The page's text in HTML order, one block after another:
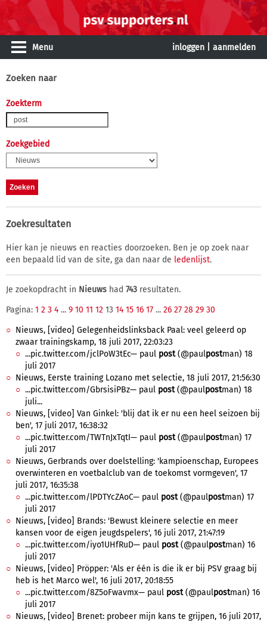
Menu inloggen aanmelden
Zoeken naar
Zoekterm
Zoekgebied
Zoekresultaten
Hier kan je nieuws en reacties doorzoeken. Ben je op zoek naar
een bepaald lid van de site, ga dan naar de ledenlijst.
Je zoekopdracht in Nieuws had 743 resultaten.
Pagina: 1 2 3 4 ... 9 10 11 12 13 14 15 16 17 ... 26 27 28 29 30
Nieuws, [video] Gelegenheidslinksback Paal: veel geleerd op
zwaar trainingskamp, 18 juli 2017, 22:03:23
...pic.twitter.com/jclPoW3tEc— paul post(@paulpostman) 18
juli 2017
Nieuws, Eerste training Lozano met selectie, 18 juli 2017, 21:56:30
...pic.twitter.com/GbrsisiPBz— paul post(@paulpostman) 18
juli...
Nieuws, [video] Van Ginkel: 'blij dat ik er nu een heel seizoen bij
ben', 17 juli 2017, 16:38:32
...pic.twitter.com/TWTnJxTqtI— paul post(@paulpostman) 17
juli 2017
Nieuws, Gerbrands over doelstelling: 'kampioenschap, Europees
overwinteren en voetbalclub van de toekomst vormgeven', 17
juli 2017, 16:35:38
...pic.twitter.com/lPDTYcZAoC— paul post(@paulpostman) 17
juli 2017
Nieuws, [video] Brands: 'Bewust kleinere selectie en meer
kansen voor de eigen jeugdspelers', 16 juli 2017, 21:47:19
...pic.twitter.com/iyo1UHfRuD— paul post(@paulpostman) 16
juli 2017
Nieuws, [video] Pröpper: 'Als er één is die ik er bij PSV graag bij
heb is het Marco wel', 16 juli 2017, 20:18:55
...pic.twitter.com/8Z5oFwavmx— paul post(@paulpostman) 16
juli 2017
Nieuws, [video] Brenet: probeer mijn kans te grijpen, 16 juli 2017,